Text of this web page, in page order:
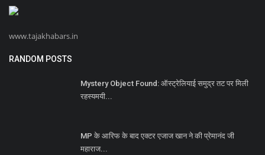
www.tajakhabars.in
RANDOM POSTS
Mystery Object Found: ऑस्ट्रेलियाई समुद्र तट पर मिली
रहस्यमयी...
MP के आरिफ के बाद एक्टर एजाज खान ने की प्रेमानंद जी
महाराज...